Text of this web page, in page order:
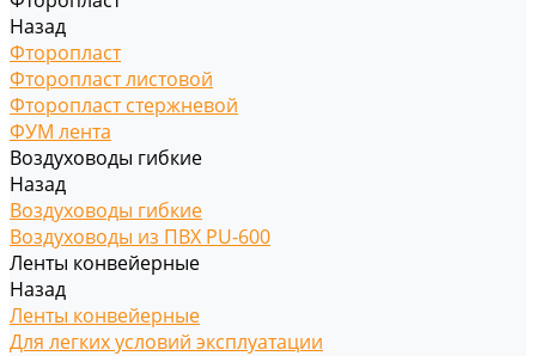
Назад
Фторопласт
Фторопласт листовой
Фторопласт стержневой
ФУМ лента
Воздуховоды гибкие
Назад
Воздуховоды гибкие
Воздуховоды из ПВХ PU-600
Ленты конвейерные
Назад
Ленты конвейерные
Для легких условий эксплуатации